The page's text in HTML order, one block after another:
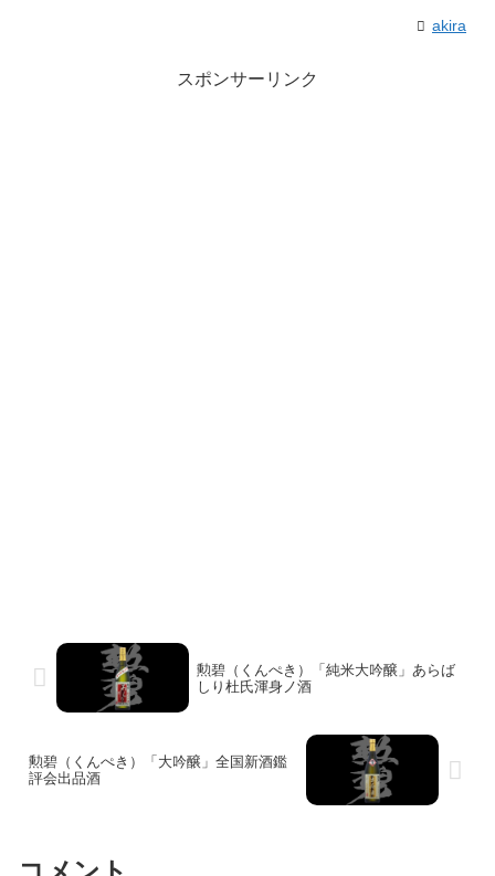
akira
スポンサーリンク
勲碧（くんぺき）「純米大吟醸」あらば
しり杜氏渾身ノ酒
勲碧（くんぺき）「大吟醸」全国新酒鑑
評会出品酒